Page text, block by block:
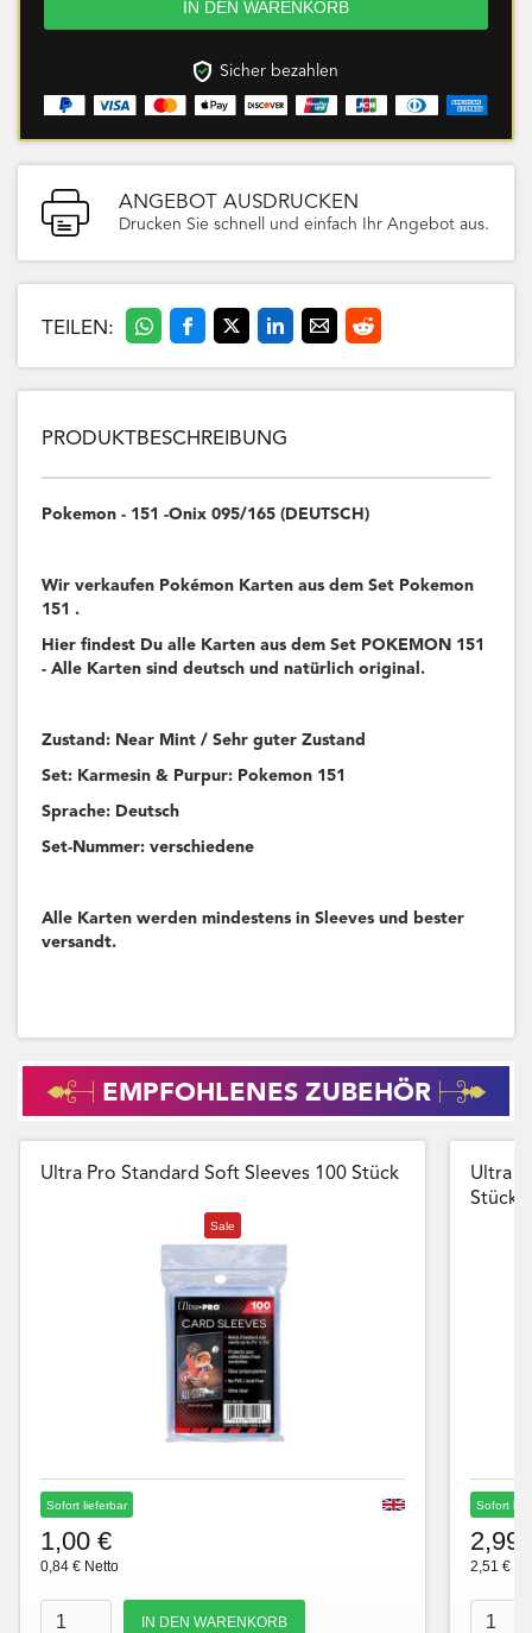
Sicher bezahlen
ANGEBOT AUSDRUCKEN
Drucken Sie schnell und einfach Ihr Angebot aus.
TEILEN:
PRODUKTBESCHREIBUNG
Pokemon - 151 -Onix 095/165 (DEUTSCH)
Wir verkaufen Pokémon Karten aus dem Set Pokemon
151 .
Hier findest Du alle Karten aus dem Set POKEMON 151
- Alle Karten sind deutsch und natürlich original.
Zustand: Near Mint / Sehr guter Zustand
Set: Karmesin & Purpur: Pokemon 151
Sprache: Deutsch
Set-Nummer: verschiedene
Alle Karten werden mindestens in Sleeves und bester
versandt.
EMPFOHLENES ZUBEHÖR
Ultra Pro Standard Soft Sleeves 100 Stück
Sale
Sofort lieferbar
1,00 €
0,84 € Netto
Ultra
Stück
Sofort
2,99
2,51 €